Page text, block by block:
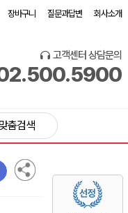
장바구니 질문과답변 회사소개
고객센터 상담문의
맞춤검색